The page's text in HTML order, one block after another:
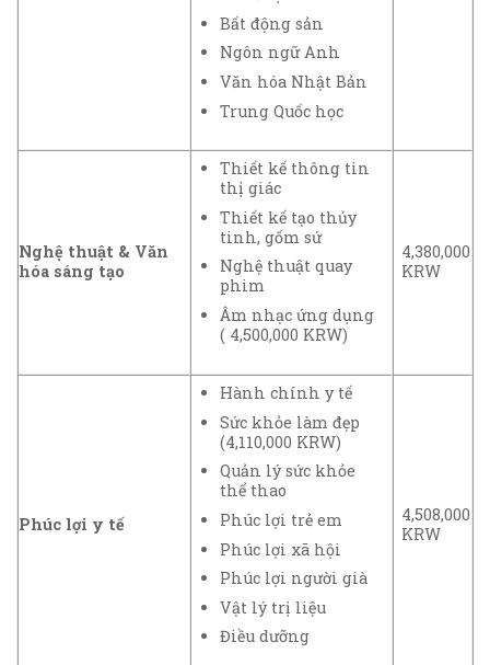
Bất động sản
Ngôn ngữ Anh
Văn hóa Nhật Bản
Trung Quốc học
Nghệ thuật & Văn
hóa sáng tạo
Thiết kế thông tin
thị giác
Thiết kế tạo thủy
tinh, gốm sứ
Nghệ thuật quay
phim
Âm nhạc ứng dụng
( 4,500,000 KRW)
4,380,000
KRW
Phúc lợi y tế
Hành chính y tế
Sức khỏe làm đẹp
(4,110,000 KRW)
Quản lý sức khỏe
thể thao
Phúc lợi trẻ em
Phúc lợi xã hội
Phúc lợi người già
Vật lý trị liệu
Điều dưỡng
4,508,000
KRW